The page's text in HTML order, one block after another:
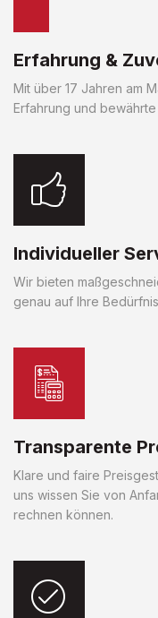
Erfahrung &
Mit über 17 Jahren am
Erfahrung und
Individueller
Wir bieten
genau auf Ihre
Transparente
Klare und faire
uns wissen Sie von
rechnen können.